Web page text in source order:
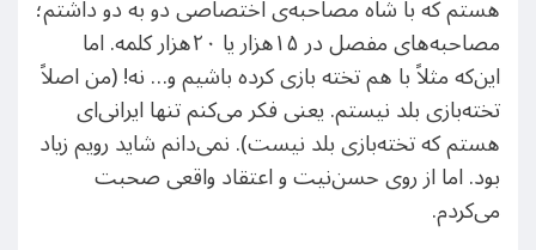
هستم که با شاه مصاحبه‌ی اختصاصی دو به دو داشتم؛
مصاحبه‌های مفصل در ۱۵هزار یا ۲۰هزار کلمه. اما
این‌که مثلاً با هم تخته بازی کرده باشیم و… نه! (من اصلاً
تخته‌بازی بلد نیستم. یعنی فکر می‌کنم تنها ایرانی‌ای
هستم که تخته‌بازی بلد نیست). نمی‌دانم شاید رویم زیاد
بود. اما از روی حسن‌نیت و اعتقاد واقعی صحبت
می‌کردم.